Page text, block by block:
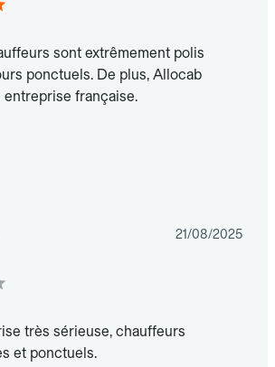
sont extrêmement polis
ponctuels. De plus, Allocab
entreprise française.
21/08/2025
très sérieuse, chauffeurs
et ponctuels.